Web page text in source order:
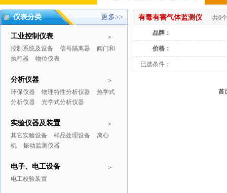
仪表分类 更多>>
>
工业控制仪表
控制系统及设备 信号隔离器
阀门和
执行器
物位仪表
>
分析仪器
环保仪器 物理特性分析仪器
热学式
分析仪器
光学式分析仪器
>
实验仪器及装置
其它实验设备 样品处理设备
离心
机
振动监测仪器
>
电子、电工设备
电工校验装置
有毒有害气体监测仪 共0
品牌：
价格：
已选条件：
首